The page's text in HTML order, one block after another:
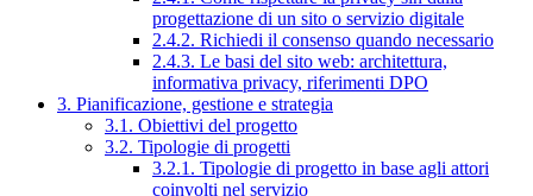
progettazione di un sito o servizio digitale
2.4.2. Richiedi il consenso quando necessario
2.4.3. Le basi del sito web: architettura,
informativa privacy, riferimenti DPO
3. Pianificazione, gestione e strategia
3.1. Obiettivi del progetto
3.2. Tipologie di progetti
3.2.1. Tipologie di progetto in base agli attori
coinvolti nel servizio